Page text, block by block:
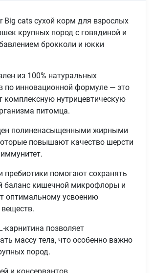
Big cats сухой корм для взрослых
крупных пород с говядиной и
брокколи и юкки
из 100% натуральных
по инновационной формуле — это
комплексную нутрицевтическую
питомца.
полиненасыщенными жирными
повышают качество шерсти
пребиотики помогают сохранять
баланс кишечной микрофлоры и
оптимальному усвоению
карнитина позволяет
массу тела, что особенно важно
пород.